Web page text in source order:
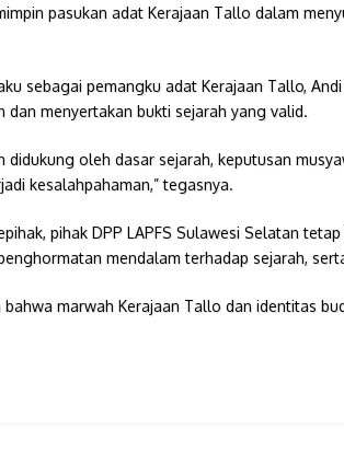
pasukan adat Kerajaan Tallo dalam
sebagai pemangku adat Kerajaan Tallo,
menyertakan bukti sejarah yang valid.
didukung oleh dasar sejarah, keputusan
kesalahpahaman,” tegasnya.
pihak DPP LAPFS Sulawesi Selatan
mendalam terhadap sejarah,
marwah Kerajaan Tallo dan identitas